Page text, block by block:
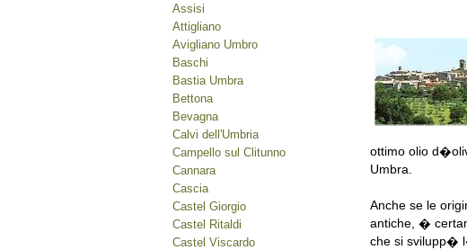
ottimo olio
Umbra.
Anche se le
antiche, �
che si svilupp�
Assisi
Attigliano
Avigliano Umbro
Baschi
Bastia Umbra
Bettona
Bevagna
Calvi dell'Umbria
Campello sul Clitunno
Cannara
Cascia
Castel Giorgio
Castel Ritaldi
Castel Viscardo